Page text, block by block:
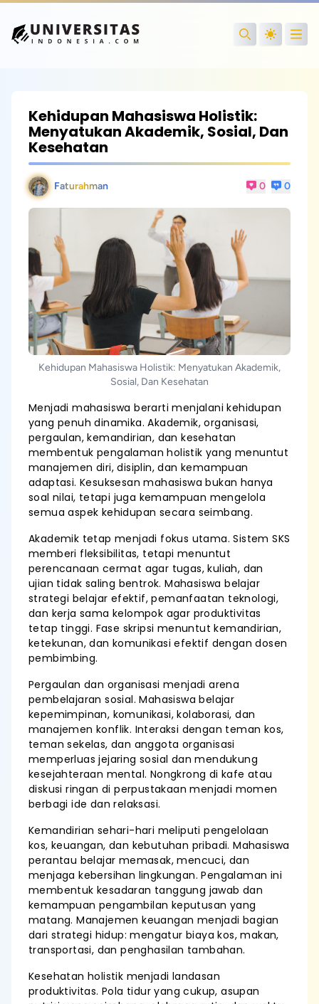
Search
Kehidupan Mahasiswa Holistik:
Menyatukan Akademik, Sosial, Dan
Kesehatan
Faturahman 0 0
Kehidupan Mahasiswa Holistik: Menyatukan Akademik,
Sosial, Dan Kesehatan
Menjadi mahasiswa berarti menjalani kehidupan
yang penuh dinamika. Akademik, organisasi,
pergaulan, kemandirian, dan kesehatan
membentuk pengalaman holistik yang menuntut
manajemen diri, disiplin, dan kemampuan
adaptasi. Kesuksesan mahasiswa bukan hanya
soal nilai, tetapi juga kemampuan mengelola
semua aspek kehidupan secara seimbang.
Akademik tetap menjadi fokus utama. Sistem SKS
memberi fleksibilitas, tetapi menuntut
perencanaan cermat agar tugas, kuliah, dan
ujian tidak saling bentrok. Mahasiswa belajar
strategi belajar efektif, pemanfaatan teknologi,
dan kerja sama kelompok agar produktivitas
tetap tinggi. Fase skripsi menuntut kemandirian,
ketekunan, dan komunikasi efektif dengan dosen
pembimbing.
Pergaulan dan organisasi menjadi arena
pembelajaran sosial. Mahasiswa belajar
kepemimpinan, komunikasi, kolaborasi, dan
manajemen konflik. Interaksi dengan teman kos,
teman sekelas, dan anggota organisasi
memperluas jejaring sosial dan mendukung
kesejahteraan mental. Nongkrong di kafe atau
diskusi ringan di perpustakaan menjadi momen
berbagi ide dan relaksasi.
Kemandirian sehari-hari meliputi pengelolaan
kos, keuangan, dan kebutuhan pribadi. Mahasiswa
perantau belajar memasak, mencuci, dan
menjaga kebersihan lingkungan. Pengalaman ini
membentuk kesadaran tanggung jawab dan
kemampuan pengambilan keputusan yang
matang. Manajemen keuangan menjadi bagian
dari strategi hidup: mengatur biaya kos, makan,
transportasi, dan penghasilan tambahan.
Kesehatan holistik menjadi landasan
produktivitas. Pola tidur yang cukup, asupan